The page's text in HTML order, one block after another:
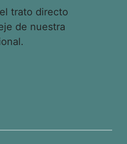
trato directo
de nuestra